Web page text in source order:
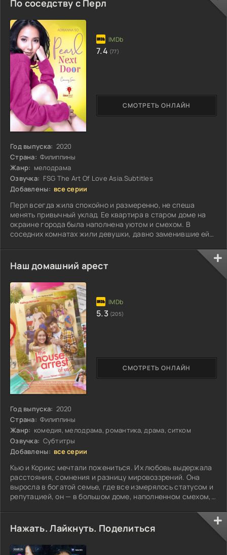
По соседству с Перл
Год выпуска: 2020
Страна: Филиппины
Жанр: мелодрама
Озвучка: FSG The Art Of Love Asia.Subtitles
Добавлены: все серии
Перл всегда жила спокойно и размеренно, не спеша
менять привычный уклад. Ее квартира в старом доме на
окраине города была наполнена уютом и смехом. В
соседних комнатах жили девушки, давно заменившие ей
СМОТРЕТЬ ОНЛАЙН
7.4 (77)
Наш домашний арест
Год выпуска: 2020
Страна: Филиппины
Жанр: комедия, мелодрама, романтика, драма, ситком
Озвучка: Субтитры
Добавлены: все серии
Кью и Корикс мечтали пожениться. Их любовь выдержала
расстояния, сомнения и разницу мировоззрений. Она
выросла в богатой семье, где все измерялось статусом и
репутацией, он — в большом доме, наполненном смехом,
СМОТРЕТЬ ОНЛАЙН
5.3 (205)
Нажать. Лайкнуть. Поделиться